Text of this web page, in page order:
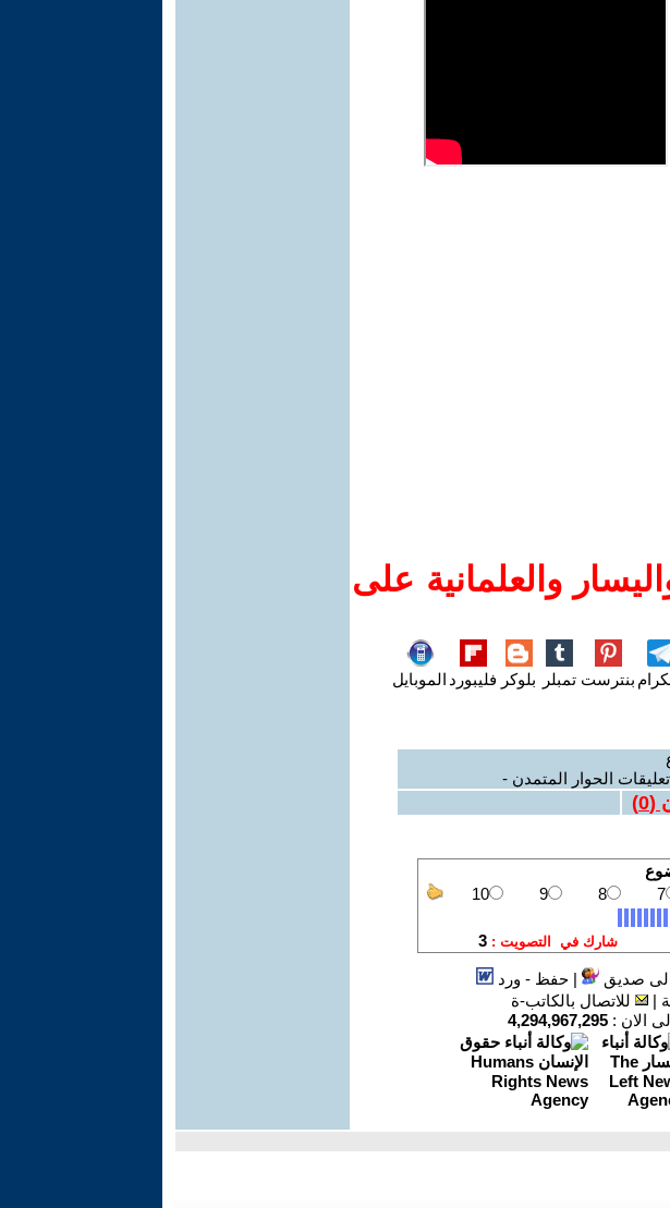
والعلمانية على
بنترست تمبلر بلوكر فليبورد الموبايل
الحوار المتمدن -
(
0
)
صديق |حفظ - ورد
|
للاتصال بالكاتب-ة
الان : 4,294,967,295